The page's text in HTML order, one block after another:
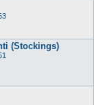
(Stockings)